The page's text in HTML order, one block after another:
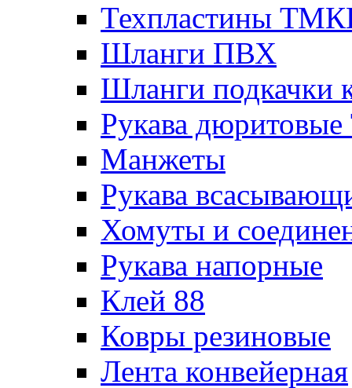
Техпластины
Шланги ПВХ
Шланги подкачки
Рукава
Манжеты
Рукава
Хомуты и
Рукава напорные
Клей 88
Ковры резиновые
Лента конвейерная